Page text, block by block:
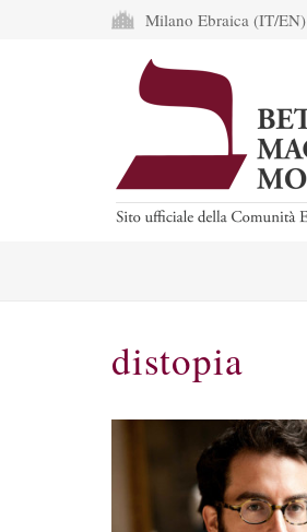
Milano Ebraica (IT/EN)
distopia